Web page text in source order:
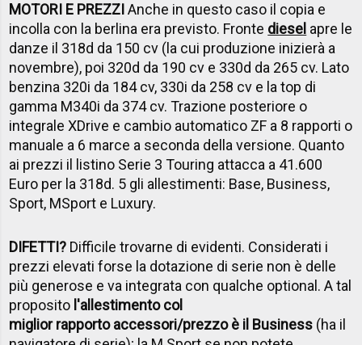
MOTORI E PREZZIAnche in questo caso il copia e
incolla con la berlina era previsto. Fronte diesel apre le
danze il 318d da 150 cv (la cui produzione inizierà a
novembre), poi 320d da 190 cv e 330d da 265 cv. Lato
benzina 320i da 184 cv, 330i da 258 cv e la top di
gamma M340i da 374 cv. Trazione posteriore o
integrale XDrive e cambio automatico ZF a 8 rapporti o
manuale a 6 marce a seconda della versione. Quanto
ai prezzi il listino Serie 3 Touring attacca a 41.600
Euro per la 318d. 5 gli allestimenti: Base, Business,
Sport, MSport e Luxury.
DIFETTI? Difficile trovarne di evidenti. Considerati i
prezzi elevati forse la dotazione di serie non è delle
più generose e va integrata con qualche optional. A tal
proposito l'allestimento col
miglior rapporto accessori/prezzo è il Business (ha il